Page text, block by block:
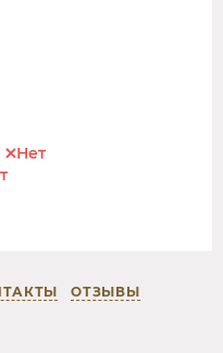
Нет
ОТЗЫВЫ